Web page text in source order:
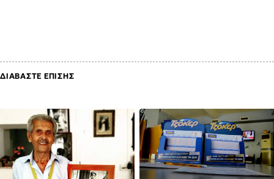
ΔΙΑΒΑΣΤΕ ΕΠΙΣΗΣ